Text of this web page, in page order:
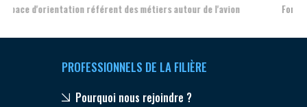
Formation et l'insertion de personnes en situation de handicap
PROFESSIONNELS DE LA FILIÈRE
Pourquoi nous rejoindre ?